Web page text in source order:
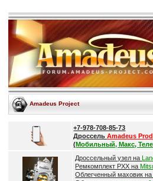
Amadeus Project
+7-978-708-85-73
ДроссельAmadeus
(Мобильный, Макс,
Дроссельный узел на
Ремкомплект РХХ на
Облегченный маховик на